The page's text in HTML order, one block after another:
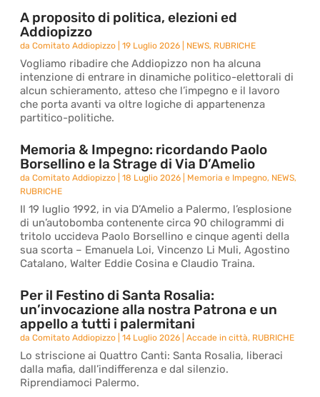
A proposito di politica, elezioni ed
Addiopizzo
daComitato Addiopizzo |19 Luglio 2026 NEWS, RUBRICHE
Vogliamo ribadire che Addiopizzo non ha alcuna
intenzione di entrare in dinamiche politico-elettorali di
alcun schieramento, atteso che l’impegno e il lavoro
che porta avanti va oltre logiche di appartenenza
partitico-politiche.
Memoria & Impegno: ricordando Paolo
Borsellino e la Strage di Via D’Amelio
daComitato Addiopizzo |18 Luglio 2026 Memoria e Impegno, NEWS,
RUBRICHE
Il 19 luglio 1992, in via D’Amelio a Palermo, l’esplosione
di un’autobomba contenente circa 90 chilogrammi di
tritolo uccideva Paolo Borsellino e cinque agenti della
sua scorta – Emanuela Loi, Vincenzo Li Muli, Agostino
Catalano, Walter Eddie Cosina e Claudio Traina.
Per il Festino di Santa Rosalia:
un’invocazione alla nostra Patrona e un
appello a tutti i palermitani
daComitato Addiopizzo |14 Luglio 2026 |Accade in città, RUBRICHE
Lo striscione ai Quattro Canti: Santa Rosalia, liberaci
dalla mafia, dall’indifferenza e dal silenzio.
Riprendiamoci Palermo.